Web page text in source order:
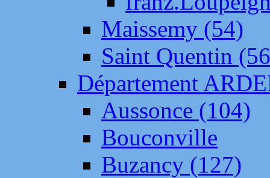
Maissemy (54)
Saint Quentin
Département
Aussonce (104)
Bouconville
Buzancy (127)